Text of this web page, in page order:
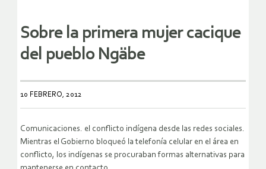
Sobre la primera mujer cacique
del pueblo Ngäbe
10 FEBRERO, 2012
Comunicaciones. el conflicto indígena desde las redes sociales.
Mientras el Gobierno bloqueó la telefonía celular en el área en
conflicto, los indígenas se procuraban formas alternativas para